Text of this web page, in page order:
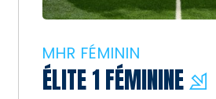
MHR FÉMININ
ÉLITE 1 FÉMININE